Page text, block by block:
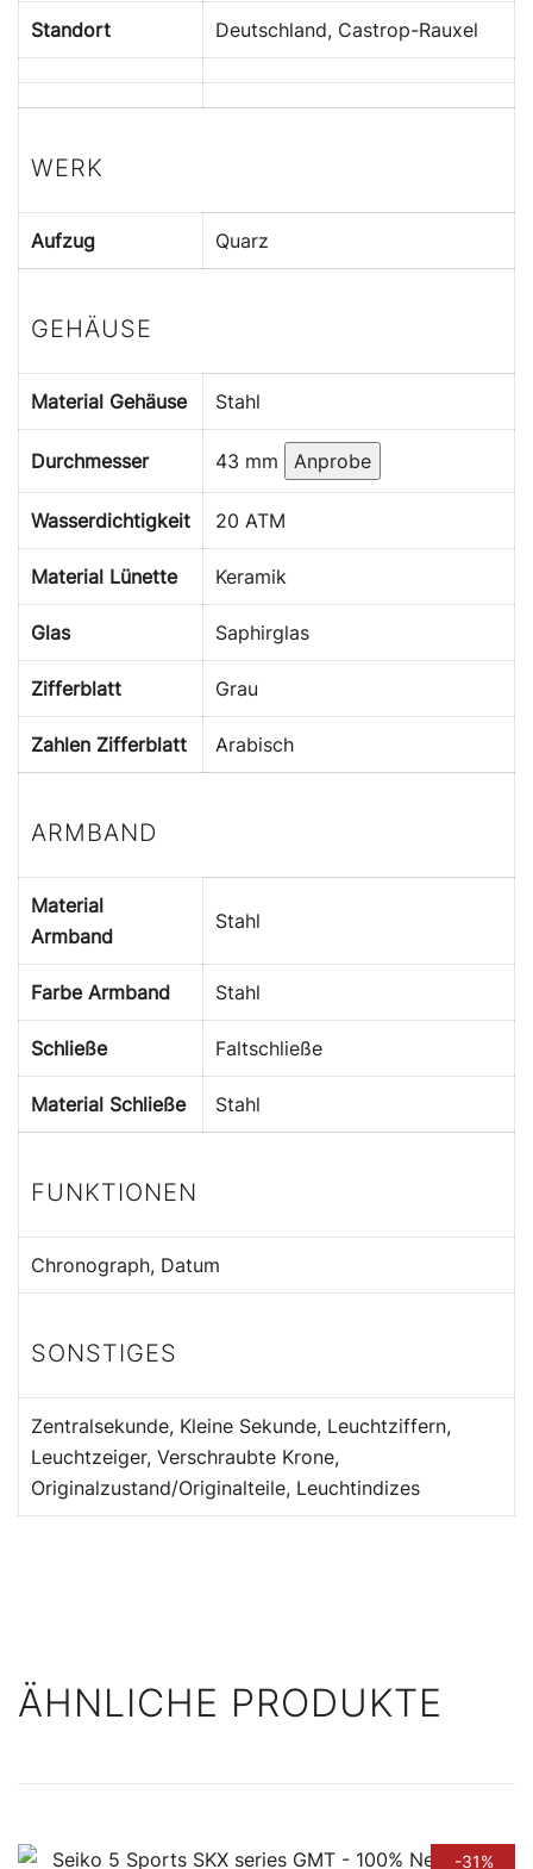
Standort Deutschland, Castrop-Rauxel
WERK
Aufzug Quarz
GEHÄUSE
Material Gehäuse Stahl
Durchmesser 43 mm Anprobe
Wasserdichtigkeit 20 ATM
Material Lünette Keramik
Glas Saphirglas
Zifferblatt Grau
Zahlen Zifferblatt Arabisch
ARMBAND
Material
Armband
Stahl
Farbe Armband Stahl
Schließe Faltschließe
Material Schließe Stahl
FUNKTIONEN
Chronograph, Datum
SONSTIGES
Zentralsekunde, Kleine Sekunde, Leuchtziffern,
Leuchtzeiger, Verschraubte Krone,
Originalzustand/Originalteile, Leuchtindizes
ÄHNLICHE PRODUKTE
-31%